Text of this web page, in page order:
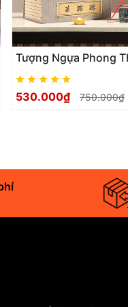
Tượng Ngựa Phong
Mã Đáo Thành Công
Khai Trương, Tân Gia
530.000₫ 750.000₫